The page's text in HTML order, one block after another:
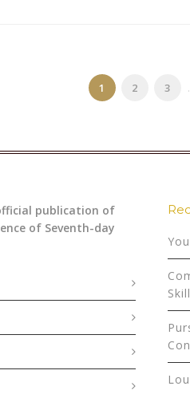
1 2 3
publication of
of Seventh-day